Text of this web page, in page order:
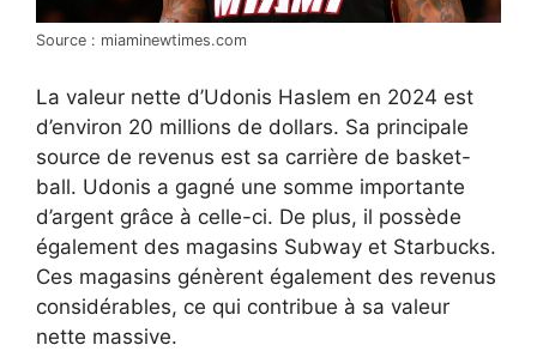
Source : miaminewtimes.com
La valeur nette d’Udonis Haslem en 2024 est
d’environ 20 millions de dollars. Sa principale
source de revenus est sa carrière de basket-
ball. Udonis a gagné une somme importante
d’argent grâce à celle-ci. De plus, il possède
également des magasins Subway et Starbucks.
Ces magasins génèrent également des revenus
considérables, ce qui contribue à sa valeur
nette massive.